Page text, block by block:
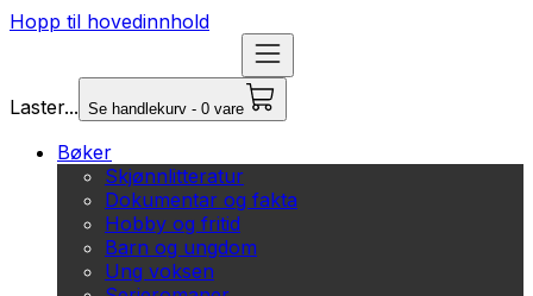
Hopp til hovedinnhold
Laster... Se handlekurv - 0 vare
Bøker
Skjønnlitteratur
Dokumentar og fakta
Hobby og fritid
Barn og ungdom
Ung voksen